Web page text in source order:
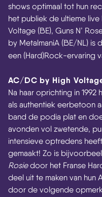
shows optimaal tot hun
het publiek de ultieme
Voltage (BE), Guns N’
by MetalmaniA (BE/NL)
een (Hard)Rock-ervaring
AC/DC by High
Na haar oprichting in
als authentiek eerbetoon
band de podia plat en
avonden vol zwetende,
intensieve optredens
gemaakt! Zo is
Rosiedoor het Franse
deel uit te maken van
door de volgende